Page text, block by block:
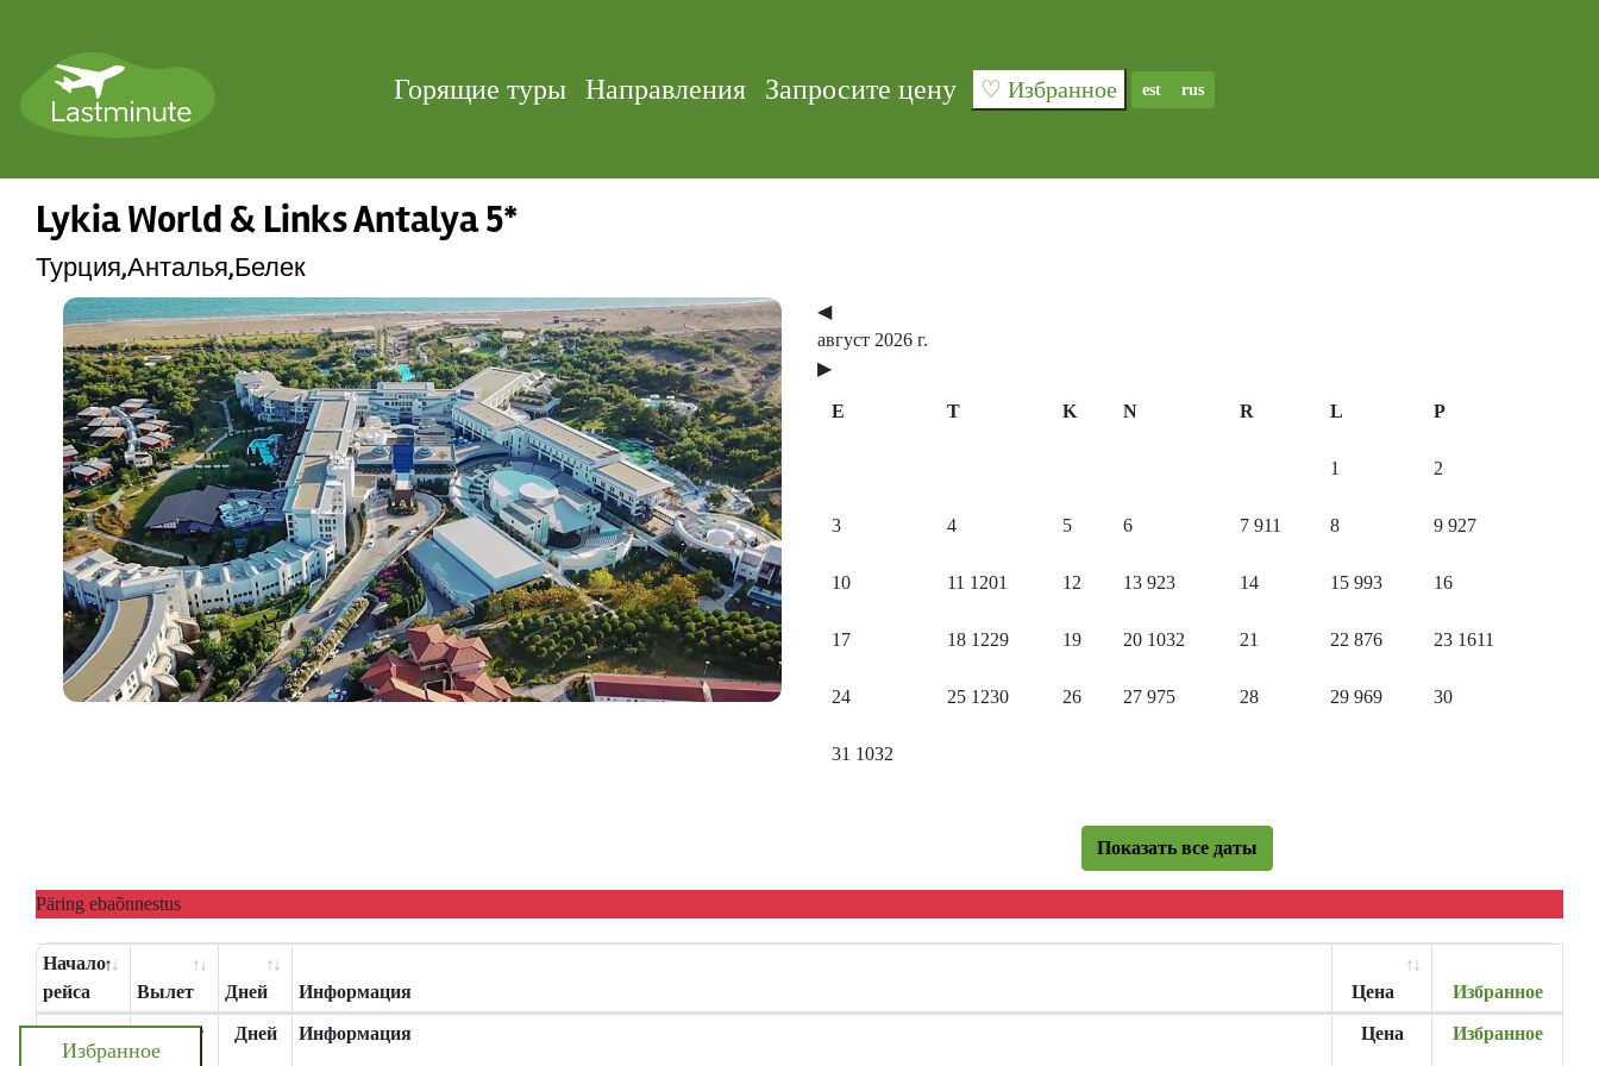
Горящие туры Направления Запросите цену ♡ Избранное est rus
Lykia World & Links Antalya 5*
Турция,Анталья,Белек
Previous Next
◀
август 2026 г.
▶
E T K N R L P
1 2
3 4 5 6 7 911 8 9 927
10 11 1201 12 13 923 14 15 993 16
17 18 1229 19 20 1032 21 22 876 23 1611
24 25 1230 26 27 975 28 29 969 30
31 1032
Показать все даты
Päring ebaõnnestus
Начало
рейса
Вылет Дней Информация Цена Избранное
Начало
рейса
Вылет Дней Информация Цена Избранное
Избранное